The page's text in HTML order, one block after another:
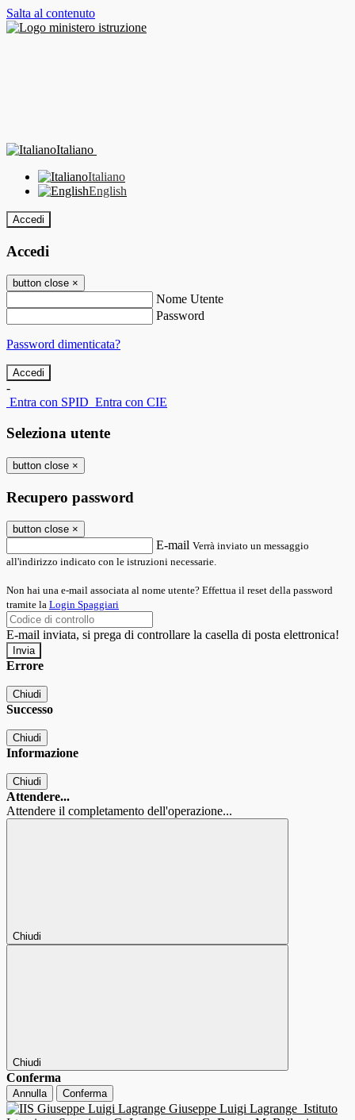
Salta al contenuto
Italiano
Italiano
English
Accedi
Accedi
button close ×
Nome Utente
Password
Password dimenticata?
-
Entra con SPID Entra con CIE
Seleziona utente
button close ×
Recupero password
button close ×
E-mail Verrà inviato un messaggio
all'indirizzo indicato con le istruzioni necessarie.
Non hai una e-mail associata al nome utente? Effettua il reset della password
tramite la Login Spaggiari
E-mail inviata, si prega di controllare la casella di posta elettronica!
Errore
Chiudi
Successo
Chiudi
Informazione
Chiudi
Attendere...
Attendere il completamento dell'operazione...
Chiudi
Chiudi
Conferma
Annulla Conferma
Giuseppe Luigi Lagrange Istituto